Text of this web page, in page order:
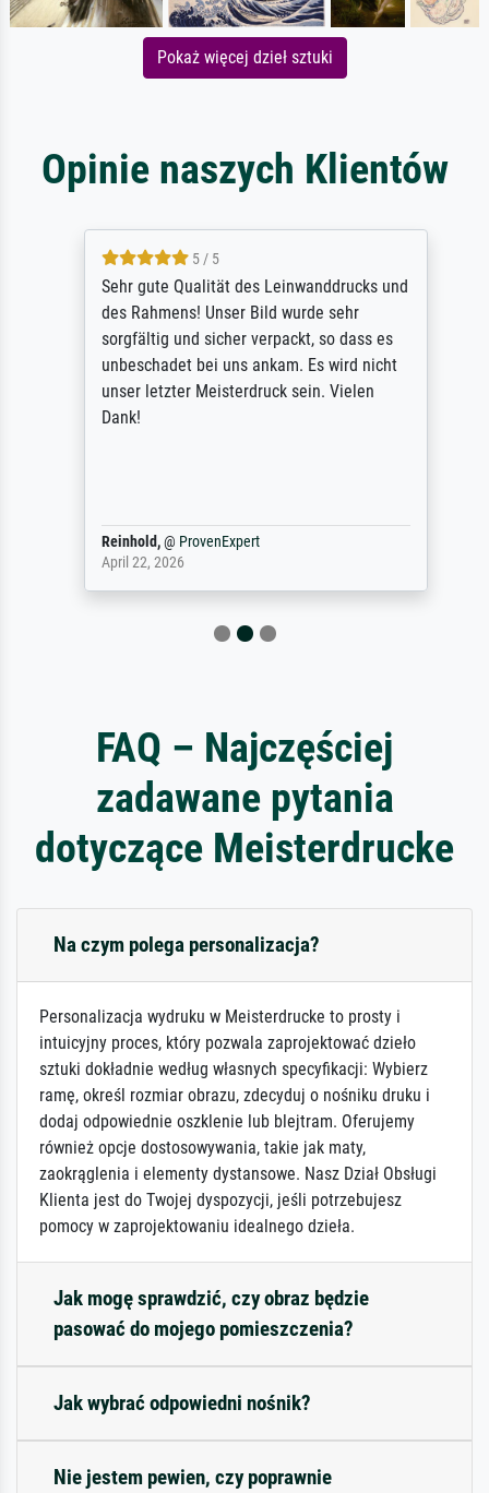
Pokaż więcej dzieł sztuki
Opinie naszych Klientów
5 / 5
Sehr gute Qualität des Leinwanddrucks und
des Rahmens! Unser Bild wurde sehr
sorgfältig und sicher verpackt, so dass es
unbeschadet bei uns ankam. Es wird nicht
unser letzter Meisterdruck sein. Vielen
Dank!
Reinhold, @ProvenExpert
April 22, 2026
FAQ – Najczęściej
zadawane pytania
dotyczące Meisterdrucke
Na czym polega personalizacja?
Personalizacja wydruku w Meisterdrucke to prosty i
intuicyjny proces, który pozwala zaprojektować dzieło
sztuki dokładnie według własnych specyfikacji: Wybierz
ramę, określ rozmiar obrazu, zdecyduj o nośniku druku i
dodaj odpowiednie oszklenie lub blejtram. Oferujemy
również opcje dostosowywania, takie jak maty,
zaokrąglenia i elementy dystansowe. Nasz Dział Obsługi
Klienta jest do Twojej dyspozycji, jeśli potrzebujesz
pomocy w zaprojektowaniu idealnego dzieła.
Jak mogę sprawdzić, czy obraz będzie
pasować do mojego pomieszczenia?
Jak wybrać odpowiedni nośnik?
Nie jestem pewien, czy poprawnie